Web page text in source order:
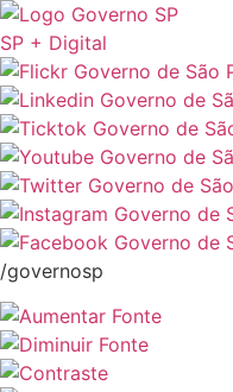
SP + Digital
/governosp